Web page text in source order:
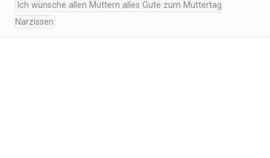
Ich wünsche allen Müttern alles Gute zum Muttertag
Narzissen